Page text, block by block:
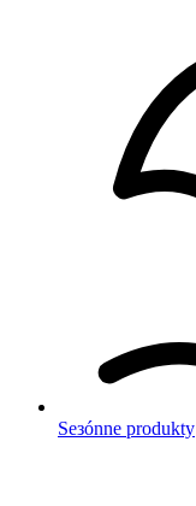
Sезónne produkty